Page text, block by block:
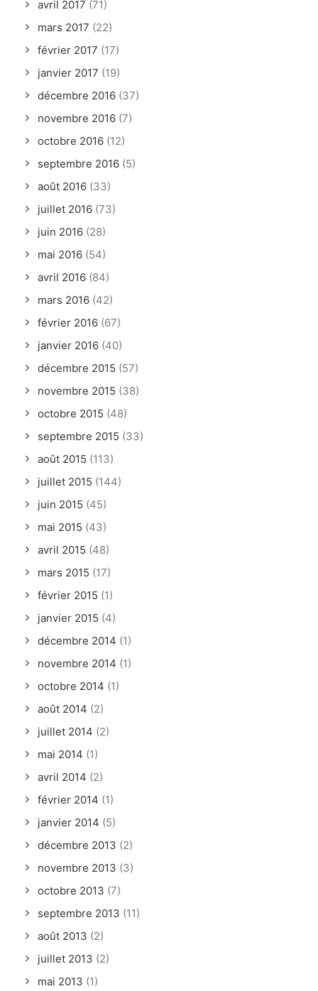
avril 2017 (71)
mars 2017 (22)
février 2017 (17)
janvier 2017 (19)
décembre 2016 (37)
novembre 2016 (7)
octobre 2016 (12)
septembre 2016 (5)
août 2016 (33)
juillet 2016 (73)
juin 2016 (28)
mai 2016 (54)
avril 2016 (84)
mars 2016 (42)
février 2016 (67)
janvier 2016 (40)
décembre 2015 (57)
novembre 2015 (38)
octobre 2015 (48)
septembre 2015 (33)
août 2015 (113)
juillet 2015 (144)
juin 2015 (45)
mai 2015 (43)
avril 2015 (48)
mars 2015 (17)
février 2015 (1)
janvier 2015 (4)
décembre 2014 (1)
novembre 2014 (1)
octobre 2014 (1)
août 2014 (2)
juillet 2014 (2)
mai 2014 (1)
avril 2014 (2)
février 2014 (1)
janvier 2014 (5)
décembre 2013 (2)
novembre 2013 (3)
octobre 2013 (7)
septembre 2013 (11)
août 2013 (2)
juillet 2013 (2)
mai 2013 (1)